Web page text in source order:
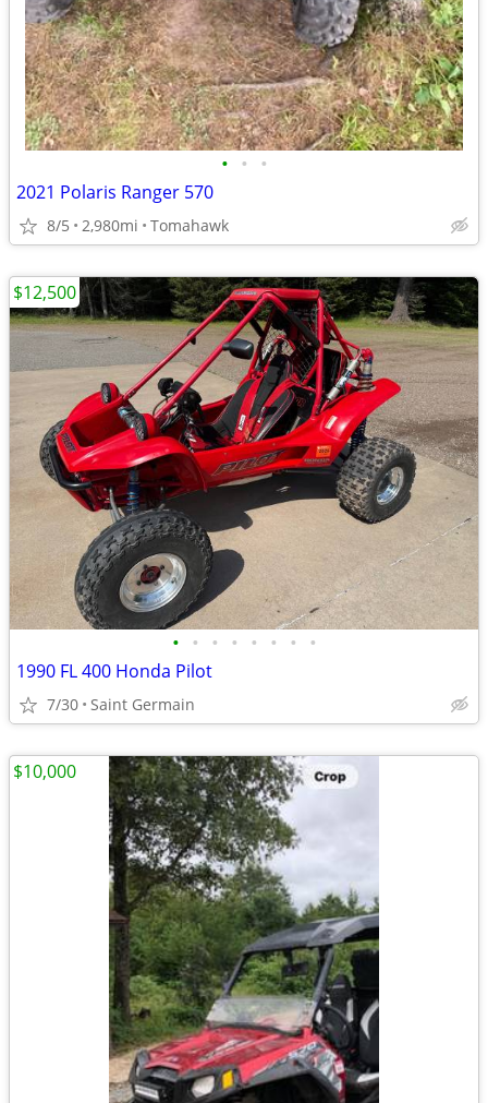
• • •
2021 Polaris Ranger 570
8/5 2,980mi Tomahawk
• • • • • • • •
1990 FL 400 Honda Pilot
7/30 Saint Germain
$12,500
$10,000